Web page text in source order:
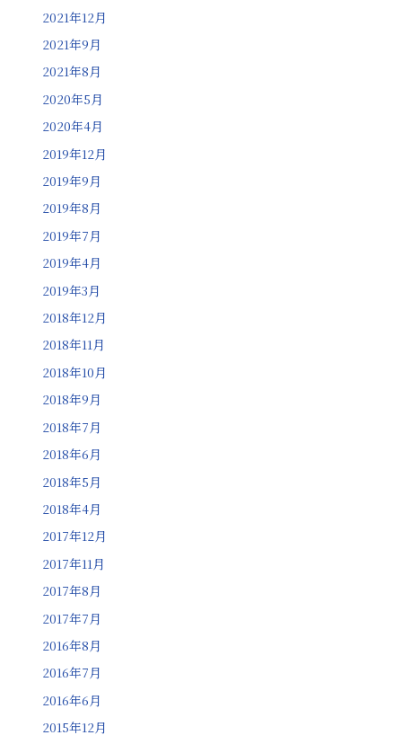
2021年12月
2021年9月
2021年8月
2020年5月
2020年4月
2019年12月
2019年9月
2019年8月
2019年7月
2019年4月
2019年3月
2018年12月
2018年11月
2018年10月
2018年9月
2018年7月
2018年6月
2018年5月
2018年4月
2017年12月
2017年11月
2017年8月
2017年7月
2016年8月
2016年7月
2016年6月
2015年12月